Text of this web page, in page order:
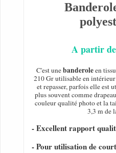
A partir
C'est unebanderoleen
210 Gr utilisable en
et repasser, parfois elle est
plus souvent comme
couleur qualité photo et la
3,3 m de
- Excellent rapport
- Pour utilisation de